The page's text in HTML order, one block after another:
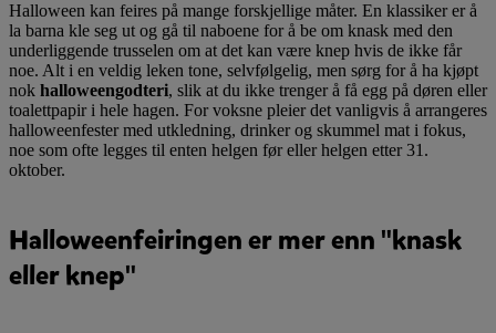
Halloween kan feires på mange forskjellige måter. En klassiker er å
la barna kle seg ut og gå til naboene for å be om knask med den
underliggende trusselen om at det kan være knep hvis de ikke får
noe. Alt i en veldig leken tone, selvfølgelig, men sørg for å ha kjøpt
nok halloweengodteri, slik at du ikke trenger å få egg på døren eller
toalettpapir i hele hagen. For voksne pleier det vanligvis å arrangeres
halloweenfester med utkledning, drinker og skummel mat i fokus,
noe som ofte legges til enten helgen før eller helgen etter 31.
oktober.
Halloweenfeiringen er mer enn "knask
eller knep"